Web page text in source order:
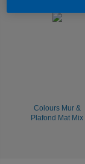
Colours Mur &
Plafond Mat Mix